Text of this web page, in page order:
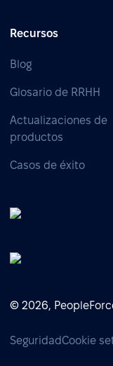
Recursos
Blog
Glosario de RRHH
Actualizaciones de
productos
Casos de éxito
© 2026,
SeguridadCookie